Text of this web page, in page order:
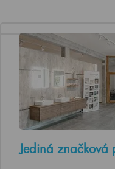
Jediná značková